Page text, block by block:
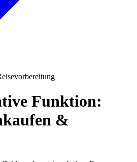
Funktion:
&